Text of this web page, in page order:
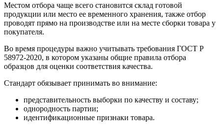
Местом отбора чаще всего становится склад готовой
продукции или место ее временного хранения, также отбор
проводят прямо на производстве или на месте сборки товара у
покупателя.
Во время процедуры важно учитывать требования ГОСТ Р
58972-2020, в котором указаны общие правила отбора
образцов для оценки соответствия качества.
Стандарт обязывает принимать во внимание:
представительность выборки по качеству и составу;
однородность партии;
идентификационные признаки товара.